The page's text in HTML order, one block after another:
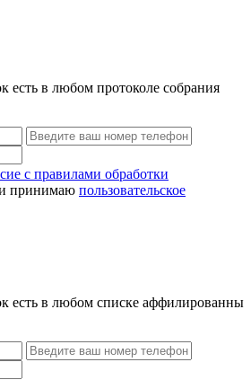
есть в любом протоколе собрания
с правилами обработки
принимаю пользовательское
есть в любом списке аффилированны